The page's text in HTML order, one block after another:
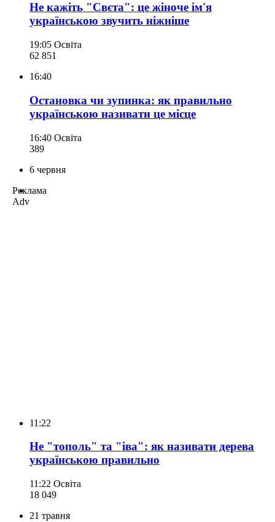
Не кажіть "Свєта": це жіноче ім'я
українською звучить ніжніше
19:05 Освіта
62 851
16:40
Остановка чи зупинка: як правильно
українською називати це місце
16:40 Освіта
389
6 червня
Реклама
Adv
11:22
Не "тополь" та "іва": як називати дерева
українською правильно
11:22 Освіта
18 049
21 травня